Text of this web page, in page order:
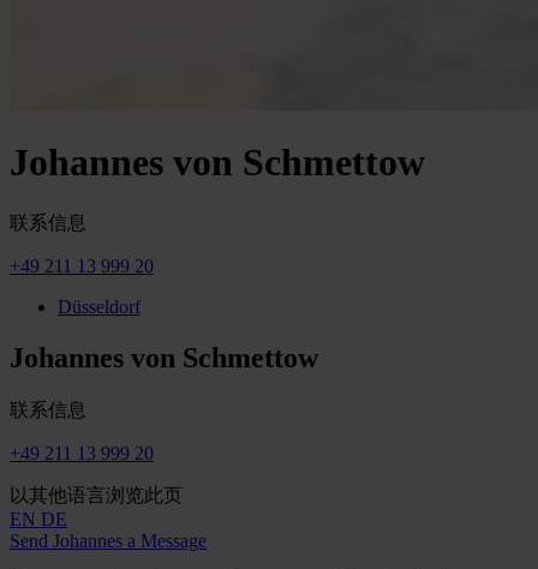
Johannes von Schmettow
联系信息
+49 211 13 999 20
Düsseldorf
Johannes von Schmettow
联系信息
+49 211 13 999 20
以其他语言浏览此页
EN DE
Send Johannes a Message